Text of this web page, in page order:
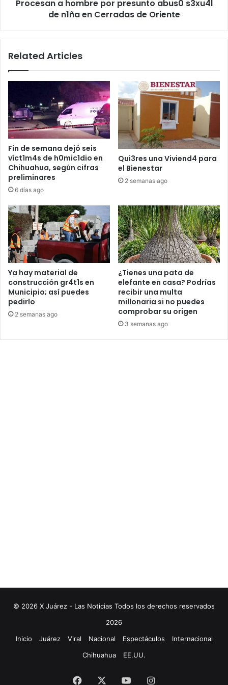
Procesan a hombre por presunto abus0 s3xu4l
de n1ña en Cerradas de Oriente
Related Articles
Fin de semana dejó seis
víct1m4s de h0mic1dio en
Chihuahua, según cifras
preliminares
6 días ago
Qui3res una Viviend4 para
el Bienestar
2 semanas ago
Ya hay material de
construcción gr4t1s en
Municipio; así puedes
pedirlo
2 semanas ago
¿Tienes una pata de
elefante en casa? Podrías
recibir una multa
millonaria si no puedes
comprobar su origen
3 semanas ago
© 2026 X Juárez - Las Noticias Todos los derechos reservados
2026
Inicio
Juárez Viral Nacional Espectáculos
Internacional
Chihuahua
EE.UU.
Facebook YouTubeInstagram